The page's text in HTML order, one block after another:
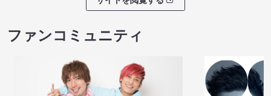
ファンコミュニティ